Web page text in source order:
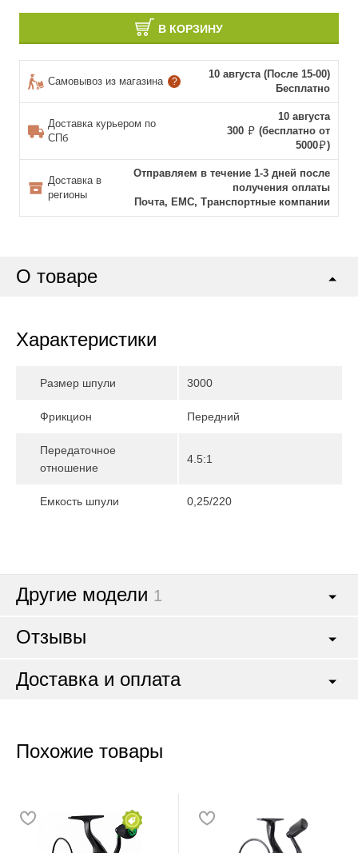
В КОРЗИНУ
Самовывоз из магазина ?
10 августа (После 15-00)
Бесплатно
Доставка курьером по
СПб
10 августа
300
(бесплатно от
5000
)
Доставка в
регионы
Отправляем в течение 1-3 дней после
получения оплаты
Почта, ЕМС, Транспортные компании
О товаре
Характеристики
Размер шпули 3000
Фрикцион Передний
Передаточное
отношение
4.5:1
Емкость шпули 0,25/220
Другие модели 1
Отзывы
Доставка и оплата
Похожие товары